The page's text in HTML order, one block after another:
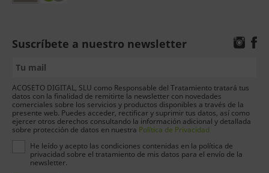
Suscríbete a nuestro newsletter
ACOSETO DIGITAL, SLU como Responsable del Tratamiento tratará tus
datos con la finalidad de remitirte la newsletter con novedades
comerciales sobre los servicios y productos disponibles a través de la
presente web. Puedes acceder, rectificar y suprimir tus datos, así como
ejercer otros derechos consultando la información adicional y detallada
sobre protección de datos en nuestra Política de Privacidad
He leído y acepto las condiciones contenidas en la política de
privacidad sobre el tratamiento de mis datos para el envío de la
newsletter.